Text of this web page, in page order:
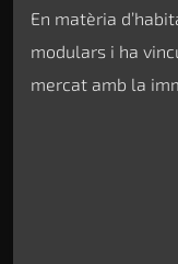
En matèria
modulars i ha
mercat amb la